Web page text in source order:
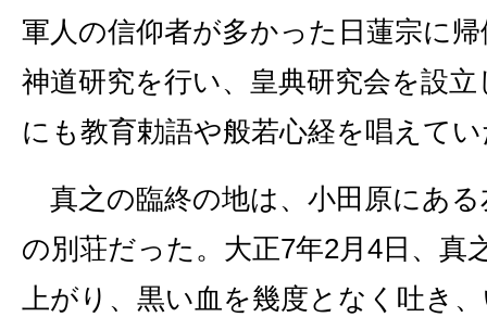
軍人の信仰者が多かった日蓮宗に
神道研究を行い、皇典研究会を設
にも教育勅語や般若心経を唱えて
真之の臨終の地は、小田原にある
の別荘だった。大正7年2月4日、真
上がり、黒い血を幾度となく吐き